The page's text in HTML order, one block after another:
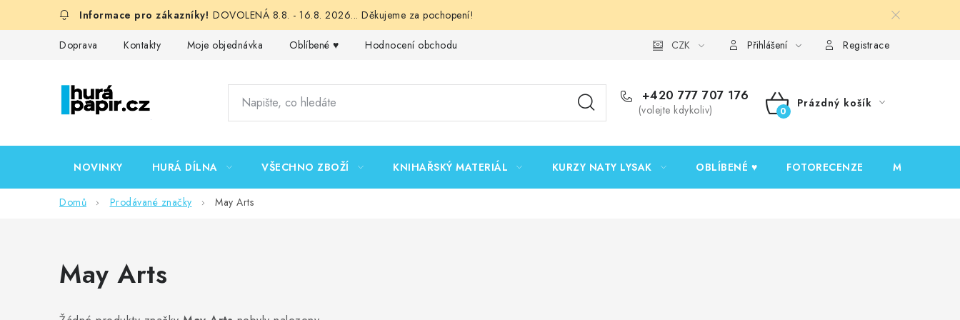
DOVOLENÁ 8.8. - 16.8. 2026... Děkujeme za pochopení!
Doprava Kontakty Moje objednávka Oblíbené ♥️ Hodnocení obchodu Podmínky ochrany osobních údajů Ověřování recenzí
CZK Přihlášení Registrace
+420 777 707 176
(volejte kdykoliv)
NÁKUPNÍ
Prázdný košík
NOVINKY HURÁ DÍLNA VŠECHNO ZBOŽÍ KNIHAŘSKÝ MATERIÁL KURZY NATY LYSAK OBLÍBENÉ ♥️ FOTORECENZE MOJE
Domů Prodávané značky May Arts
May Arts